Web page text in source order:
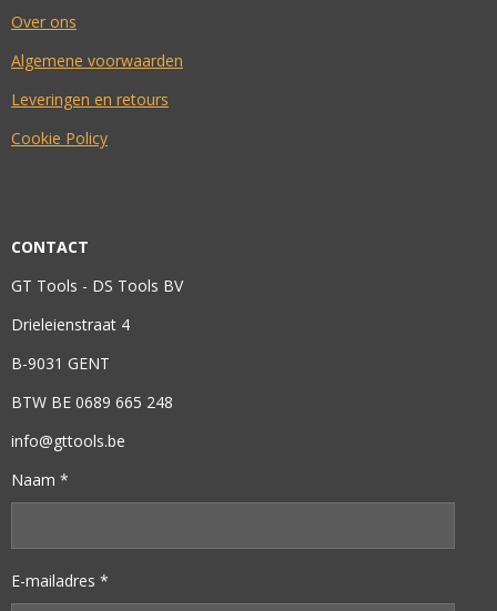
Over ons
Algemene voorwaarden
Leveringen en retours
Cookie Policy
CONTACT
GT Tools - DS Tools BV
Drieleienstraat 4
B-9031 GENT
BTW BE 0689 665 248
info@gttools.be
Naam *
E-mailadres *